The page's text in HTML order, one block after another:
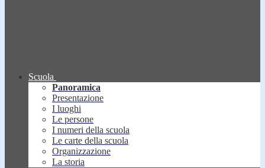
Scuola
Panoramica
Presentazione
I luoghi
Le persone
I numeri della scuola
Le carte della scuola
Organizzazione
La storia